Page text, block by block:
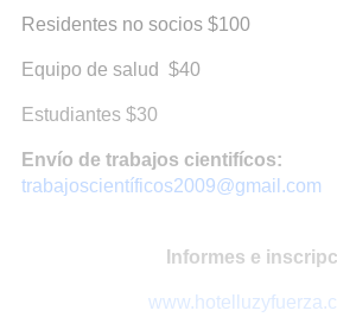
Residentes no socios $100
Equipo de salud $40
Estudiantes $30
Envío de trabajos cientifícos:
trabajoscientíficos2009@gmail.com
Informes e